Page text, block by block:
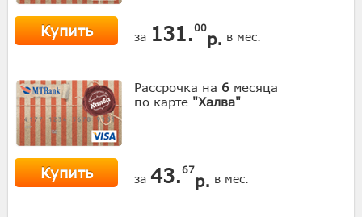
Купить за 131.00
р. в мес.
Рассрочка на 6 месяца
по карте "Халва"
Купить за 43.67
р. в мес.